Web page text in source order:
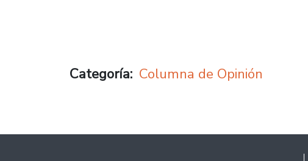
Categoría Columna de Opinión